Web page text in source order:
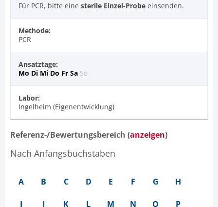
Für PCR, bitte eine sterile Einzel-Probe einsenden.
Methode:
PCR
Ansatztage:
Mo Di Mi Do Fr Sa So
Labor:
Ingelheim (Eigenentwicklung)
Referenz-/Bewertungsbereich (anzeigen)
Nach Anfangsbuchstaben
A B C D E F G H
I J K L M N O P